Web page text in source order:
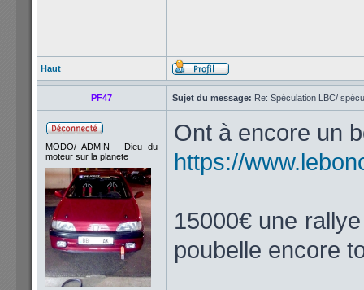
Haut
PF47 Sujet du message: Re: Spéculation LBC/
MODO/ ADMIN - Dieu du
moteur sur la planete
Ont à encore un
https://
15000€ une
poubelle encore